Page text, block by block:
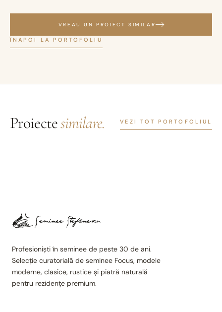
VREAU UN PROIECT SIMILAR
ÎNAPOI LA PORTOFOLIU
Proiectesimilare. VEZI TOT PORTOFOLIUL
Profesioniști în seminee de peste 30 de ani.
Selecție curatorială de seminee Focus, modele
moderne, clasice, rustice și piatră naturală
pentru rezidențe premium.